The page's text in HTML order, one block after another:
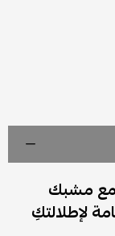
مع مشبك
لإطلالتكِ